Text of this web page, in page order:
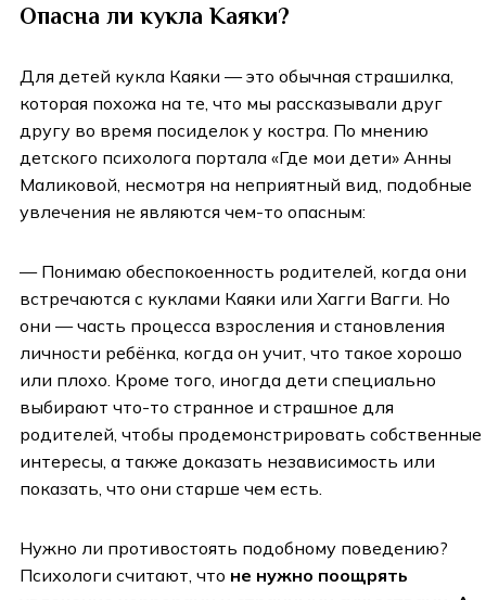
Опасна ли кукла Каяки?
Для детей кукла Каяки — это обычная страшилка,
которая похожа на те, что мы рассказывали друг
другу во время посиделок у костра. По мнению
детского психолога портала «Где мои дети» Анны
Маликовой, несмотря на неприятный вид, подобные
увлечения не являются чем-то опасным:
— Понимаю обеспокоенность родителей, когда они
встречаются с куклами Каяки или Хагги Вагги. Но
они — часть процесса взросления и становления
личности ребёнка, когда он учит, что такое хорошо
или плохо. Кроме того, иногда дети специально
выбирают что-то странное и страшное для
родителей, чтобы продемонстрировать собственные
интересы, а также доказать независимость или
показать, что они старше чем есть.
Нужно ли противостоять подобному поведению?
Психологи считают, что не нужно поощрять